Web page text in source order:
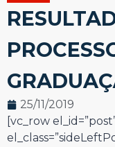
25/11/2019
[vc_row